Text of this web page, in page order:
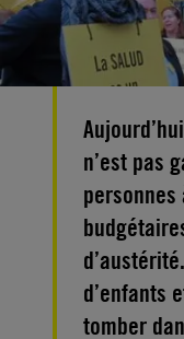
n’est pas
d’enfants
tomber